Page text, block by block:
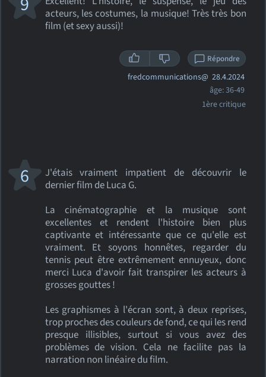
acteurs, les costumes, la musique! Très très bon
film (et sexy aussi)!
Répondre
fredcommunications@ 28.4.2024
âge: 36-49
1ère critique
J'étais vraiment impatient de découvrir le
dernier film de Luca G.
La cinématographie et la musique sont
excellentes et rendent l'histoire bien plus
captivante et intéressante que ce qu'elle est
vraiment. Et soyons honnêtes, regarder du
tennis peut être extrêmement ennuyeux, donc
merci Luca d'avoir fait transpirer les acteurs à
grosses gouttes !
Les graphismes à l'écran sont, à deux reprises,
trop proches des couleurs de fond, ce qui les rend
presque illisibles, surtout si vous avez des
problèmes de vision. Cela ne facilite pas la
narration non linéaire du film.
6